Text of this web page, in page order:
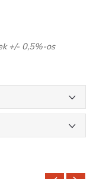
+/- 0,5%-os